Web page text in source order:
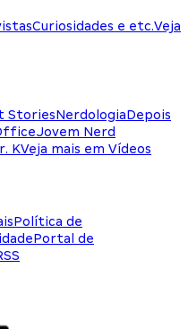
Curiosidades e etc.Veja
StoriesNerdologiaDepois
Jovem Nerd
KVeja mais em Vídeos
Política de
Portal de